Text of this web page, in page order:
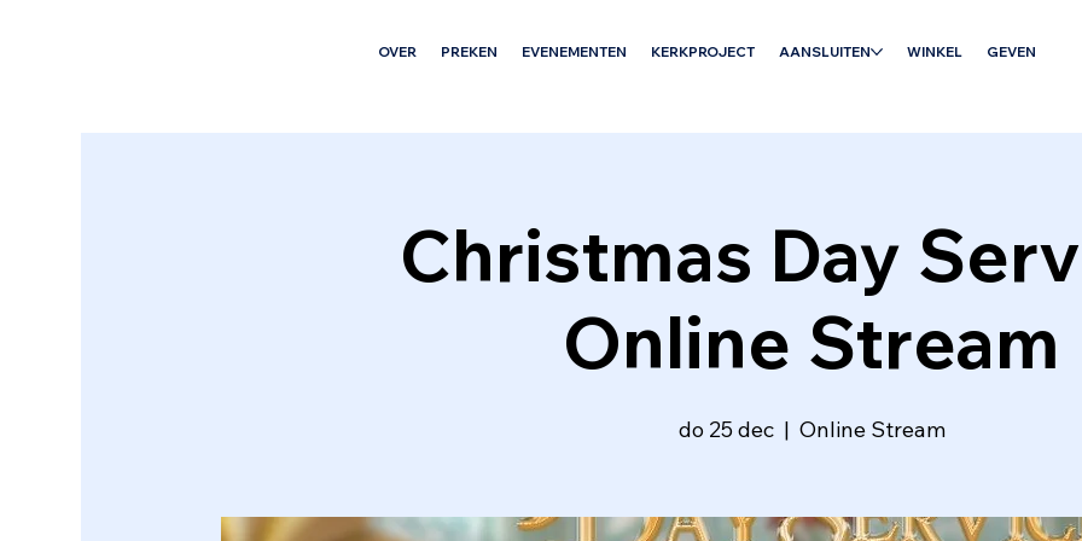
OVER PREKEN EVENEMENTEN KERKPROJECT AANSLUITEN WINKEL GEVEN
Christmas Day
Online Stream
do 25 dec
  |
Online Stream